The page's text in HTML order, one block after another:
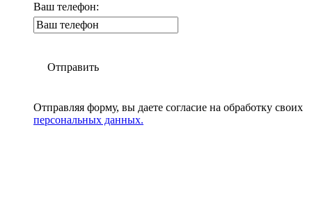
Ваш телефон:
Отправить
Отправляя форму, вы даете согласие на обработку своих
персональных данных.